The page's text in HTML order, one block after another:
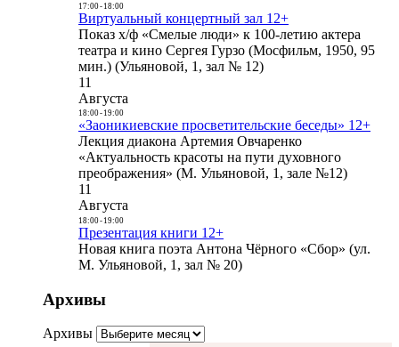
17:00- 18:00
Виртуальный концертный зал 12+
Показ х/ф «Смелые люди» к 100-летию актера
театра и кино Сергея Гурзо (Мосфильм, 1950, 95
мин.) (Ульяновой, 1, зал № 12)
11
Августа
18:00- 19:00
«Заоникиевские просветительские беседы» 12+
Лекция диакона Артемия Овчаренко
«Актуальность красоты на пути духовного
преображения» (М. Ульяновой, 1, зале №12)
11
Августа
18:00- 19:00
Презентация книги 12+
Новая книга поэта Антона Чёрного «Сбор» (ул.
М. Ульяновой, 1, зал № 20)
Архивы
Архивы